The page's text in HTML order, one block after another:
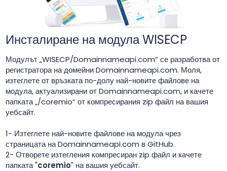
Инсталиране на модула WISECP
Модулът „WISECP/Domainnameapi.com“ се разработва от
регистратора на домейни Domainnameapi.com. Моля,
изтеглете от връзката по-долу най-новите файлове на
модула, актуализирани от Domainnameapi.com, и качете
папката „/coremio“ от компресирания zip файл на вашия
уебсайт.
1- Изтеглете най-новите файлове на модула чрез
страницата на Domainnameapi.com в GitHub.
2- Отворете изтегления компресиран zip файл и качете
папката "coremio" на вашия уебсайт.